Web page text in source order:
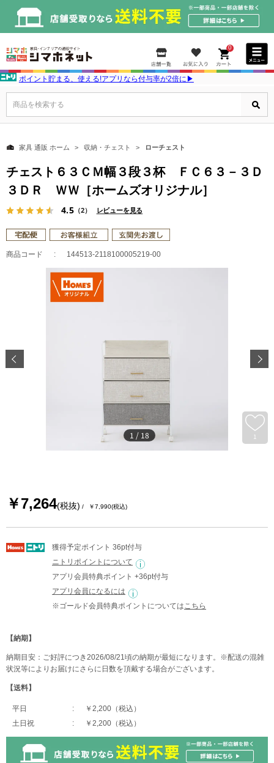
0
ポイント貯まる、使える!アプリなら付与率が2倍に▶
商品を検索する
家具 通販 ホーム 収納・チェスト ローチェスト
チェスト６３ＣＭ幅３段３杯 ＦＣ６３－３Ｄ
３ＤＲ ＷＷ［ホームズオリジナル］
4.5（2） レビューを見る
商品コード 144513-2118100005219-00
1
1 / 18
￥7,264(税抜) ￥7,990(税込)
獲得予定ポイント 36pt付与
ニトリポイントについて
アプリ会員特典ポイント +36pt付与
アプリ会員になるには
※ゴールド会員特典ポイントについては こちら
【納期】
納期目安：ご好評につき2026/08/21頃の納期が最短になります。※配送の混雑
状況等によりお届けにさらに日数を頂戴する場合がございます。
【送料】
平日
￥2,200（税込）
土日祝
￥2,200（税込）